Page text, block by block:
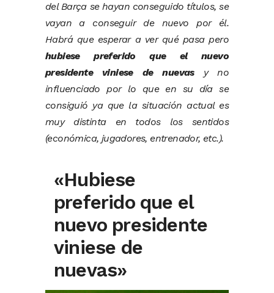
del Barça se hayan conseguido títulos, se
vayan a conseguir de nuevo por él.
Habrá que esperar a ver qué pasa pero
hubiese preferido que el nuevo
presidente viniese de nuevasy no
influenciado por lo que en su día se
consiguió ya que la situación actual es
muy distinta en todos los sentidos
(económica, jugadores, entrenador, etc.).
«Hubiese
preferido que el
nuevo presidente
viniese de
nuevas»